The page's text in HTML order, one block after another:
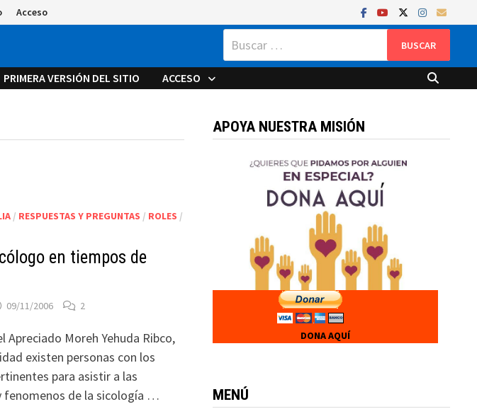
Acceso
Buscar:
PRIMERA VERSIÓN DEL SITIO ACCESO
/ RESPUESTAS Y PREGUNTAS / ROLES /
en tiempos de
09/11/2006 2
Apreciado Moreh Yehuda Ribco,
existen personas con los
para asistir a las
fenomenos de la sicología …
APOYA NUESTRA MISIÓN
DONA AQUÍ
MENÚ